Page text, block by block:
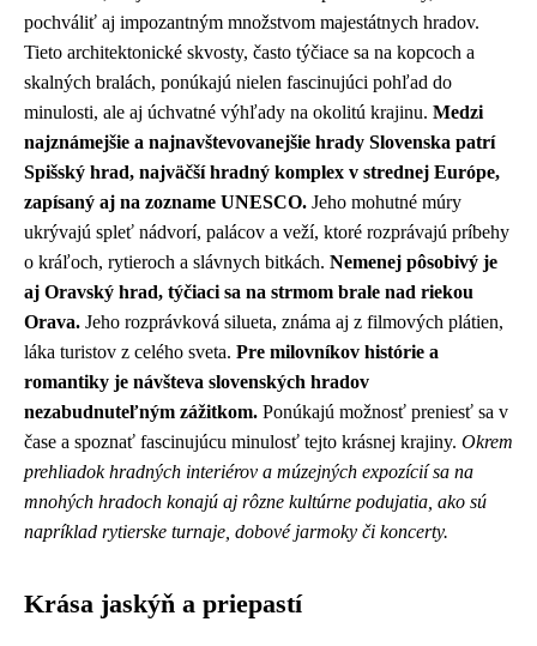
pochváliť aj impozantným množstvom majestátnych hradov.
Tieto architektonické skvosty, často týčiace sa na kopcoch a
skalných bralách, ponúkajú nielen fascinujúci pohľad do
minulosti, ale aj úchvatné výhľady na okolitú krajinu. Medzi
najznámejšie a najnavštevovanejšie hrady Slovenska patrí
Spišský hrad, najväčší hradný komplex v strednej Európe,
zapísaný aj na zozname UNESCO. Jeho mohutné múry
ukrývajú spleť nádvorí, palácov a veží, ktoré rozprávajú príbehy
o kráľoch, rytieroch a slávnych bitkách. Nemenej pôsobivý je
aj Oravský hrad, týčiaci sa na strmom brale nad riekou
Orava. Jeho rozprávková silueta, známa aj z filmových plátien,
láka turistov z celého sveta. Pre milovníkov histórie a
romantiky je návšteva slovenských hradov
nezabudnuteľným zážitkom. Ponúkajú možnosť preniesť sa v
čase a spoznať fascinujúcu minulosť tejto krásnej krajiny. Okrem
prehliadok hradných interiérov a múzejných expozícií sa na
mnohých hradoch konajú aj rôzne kultúrne podujatia, ako sú
napríklad rytierske turnaje, dobové jarmoky či koncerty.
Krása jaskýň a priepastí